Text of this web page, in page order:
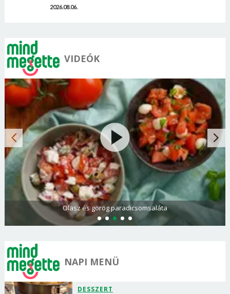
2026.08.06.
VIDEÓK
Olasz és görög paradicsomsaláta
NAPI MENÜ
DESSZERT